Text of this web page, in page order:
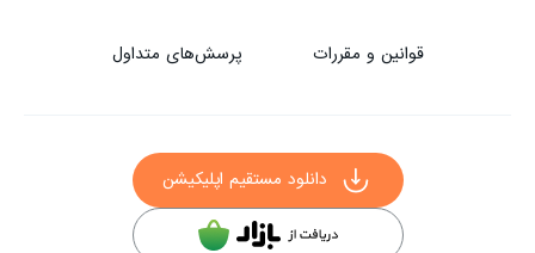
قوانین و مقررات پرسش‌های متداول
دانلود مستقیم اپلیکیشن